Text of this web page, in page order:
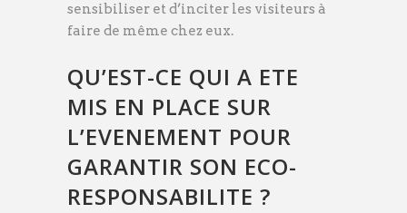
sensibiliser et d’inciter les visiteurs à
faire de même chez eux.
QU’EST-CE QUI A ETE
MIS EN PLACE SUR
L’EVENEMENT POUR
GARANTIR SON ECO-
RESPONSABILITE ?